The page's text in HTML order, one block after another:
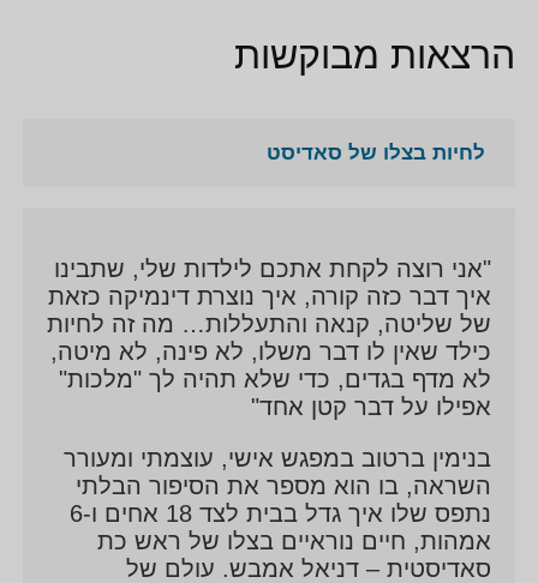
הרצאות מבוקשות
לחיות בצלו של סאדיסט
"אני רוצה לקחת אתכם לילדות שלי, שתבינו
איך דבר כזה קורה, איך נוצרת דינמיקה כזאת
של שליטה, קנאה והתעללות… מה זה לחיות
כילד שאין לו דבר משלו, לא פינה, לא מיטה,
לא מדף בגדים, כדי שלא תהיה לך "מלכות"
אפילו על דבר קטן אחד"
בנימין ברטוב במפגש אישי, עוצמתי ומעורר
השראה, בו הוא מספר את הסיפור הבלתי
נתפס שלו איך גדל בבית לצד 18 אחים ו-6
אמהות, חיים נוראיים בצלו של ראש כת
סאדיסטית – דניאל אמבש. עולם של